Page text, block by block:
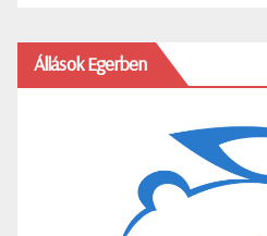
Állások Egerben